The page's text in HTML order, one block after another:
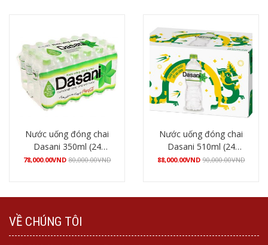
Nước uống đóng chai
Dasani 350ml (24
chai/thùng)
78,000.00VND 80,000.00VND
Nước uống đóng chai
Dasani 510ml (24
chai/thùng)
88,000.00VND 90,000.00VND
VỀ CHÚNG TÔI